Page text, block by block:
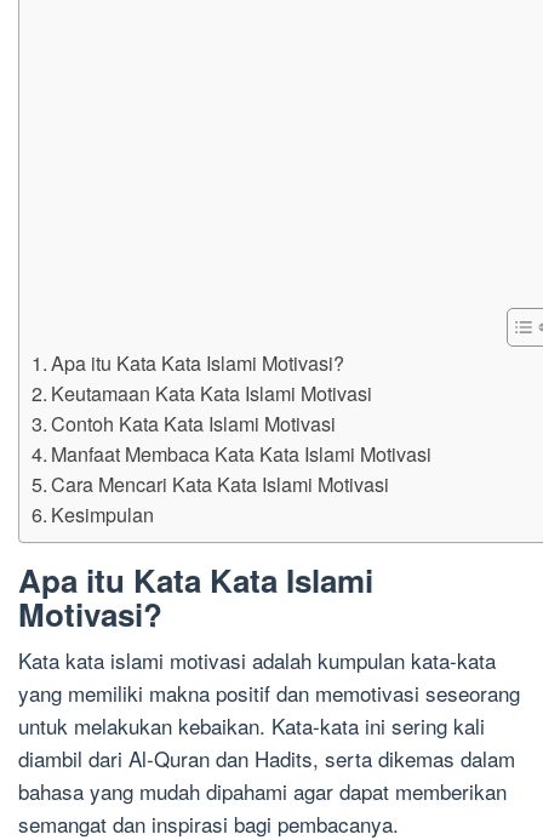
Apa itu Kata Kata Islami Motivasi?
Keutamaan Kata Kata Islami Motivasi
Contoh Kata Kata Islami Motivasi
Manfaat Membaca Kata Kata Islami Motivasi
Cara Mencari Kata Kata Islami Motivasi
Kesimpulan
Apa itu Kata Kata Islami
Motivasi?
Kata kata islami motivasi adalah kumpulan kata-kata
yang memiliki makna positif dan memotivasi seseorang
untuk melakukan kebaikan. Kata-kata ini sering kali
diambil dari Al-Quran dan Hadits, serta dikemas dalam
bahasa yang mudah dipahami agar dapat memberikan
semangat dan inspirasi bagi pembacanya.